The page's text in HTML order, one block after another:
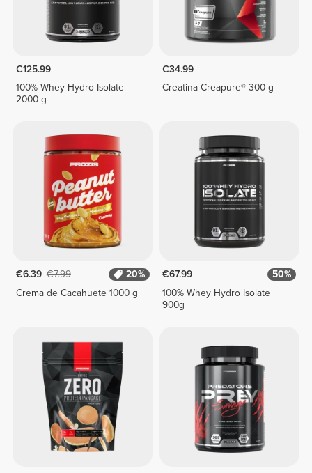
€125.99
100% Whey Hydro Isolate
2000 g
€34.99
Creatina Creapure® 300 g
€6.39 €7.99
20%
Crema de Cacahuete 1000 g
€67.99
50%
100% Whey Hydro Isolate
900g